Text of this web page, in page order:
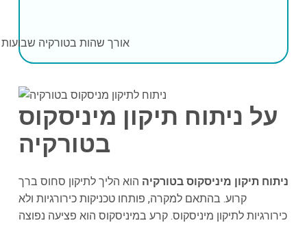
אורך שהות בטורקיה שבועות 2-
על ניתוח תיקון מיניסקוס
בטורקיה
ניתוח תיקון מיניסקוס בטורקיה הוא הליך לתיקון סחוס ברך
קרוע. בהתאם למקרה, פותחו טכניקות כירורגיות ולא
כירורגיות לתיקון מיניסקוס. קרע במיניסקוס הוא פציעה נפוצה